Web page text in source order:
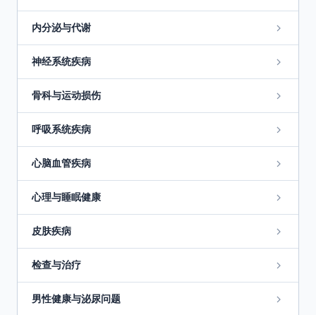
内分泌与代谢
神经系统疾病
骨科与运动损伤
呼吸系统疾病
心脑血管疾病
心理与睡眠健康
皮肤疾病
检查与治疗
男性健康与泌尿问题